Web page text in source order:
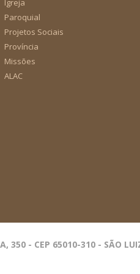
Igreja
Paroquial
Projetos Sociais
Província
Missões
ALAC
350 - CEP 65010-310 - SÃO